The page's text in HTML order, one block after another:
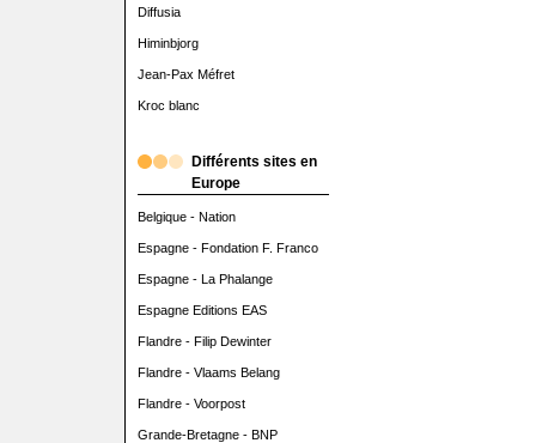
Diffusia
Himinbjorg
Jean-Pax Méfret
Kroc blanc
Différents sites en
Europe
Belgique - Nation
Espagne - Fondation F. Franco
Espagne - La Phalange
Espagne Editions EAS
Flandre - Filip Dewinter
Flandre - Vlaams Belang
Flandre - Voorpost
Grande-Bretagne - BNP